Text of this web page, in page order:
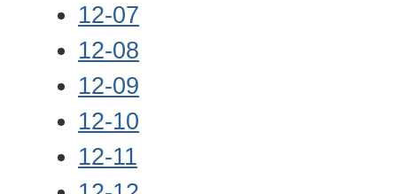
12-07
12-08
12-09
12-10
12-11